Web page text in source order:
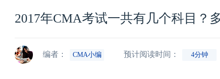
2017年CMA考试一共有几个科目？
编者： CMA小编 预计阅读时间： 4分钟